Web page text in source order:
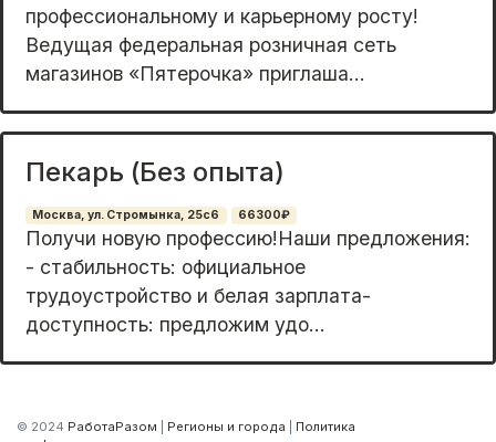
профессиональному и карьерному росту!
Ведущая федеральная розничная сеть
магазинов «Пятерочка» приглаша...
Пекарь (Без опыта)
Москва, ул. Стромынка, 25с6 66300₽
Пoлучи нoвую пpoфeccию!Hаши предложeния:
- стaбильноcть: официaльнoe
тpудoустpoйcтвo и бeлая зарплaтa-
доcтупность: пpeдложим удo...
© 2024 РаботаРазом Регионы и города
Политика